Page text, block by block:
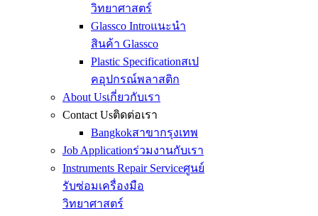
วิทยาศาสตร์
Glassco Introแนะนำ
สินค้า Glassco
Plastic Specificationสเป
คอุปกรณ์พลาสติก
About Usเกี่ยวกับเรา
Contact Usติดต่อเรา
Bangkokสาขากรุงเทพ
Job Applicationร่วมงานกับเรา
Instruments Repair Serviceศูนย์
รับซ่อมเครื่องมือ
วิทยาศาสตร์